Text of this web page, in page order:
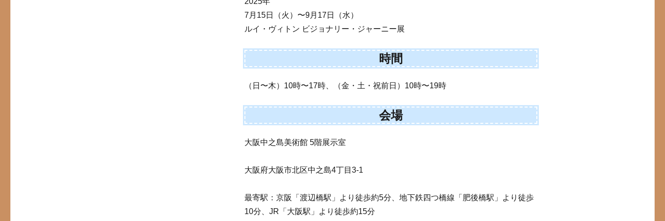
7月15日（火）〜9月17日（水）
ルイ・ヴィトン ビジョナリー・ジャーニー展
時間
（日〜木）10時〜17時、（金・土・祝前日）10時〜19時
会場
大阪中之島美術館 5階展示室
大阪府大阪市北区中之島4丁目3-1
最寄駅：京阪「渡辺橋駅」より徒歩約5分、地下鉄四つ橋線「肥後橋駅」より徒歩
10分、JR「大阪駅」より徒歩約15分